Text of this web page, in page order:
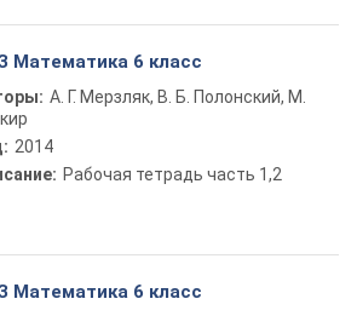
Математика 6 класс
А. Г. Мерзляк, В. Б. Полонский, М.
2014
Рабочая тетрадь часть 1,2
Математика 6 класс